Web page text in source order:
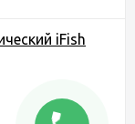
iFish